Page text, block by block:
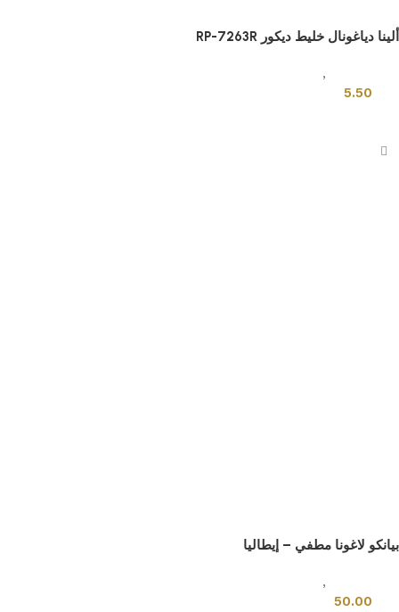
ألينا دياغونال خليط ديكور RP-7263R
,
5.50
بيانكو لاغونا مطفي – إيطاليا
,
50.00